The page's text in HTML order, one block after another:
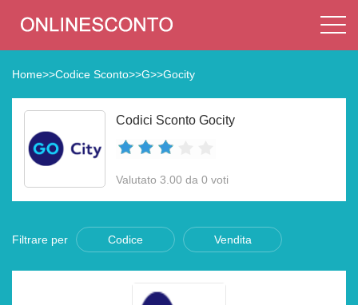
Home>>Codice Sconto>>G>>Gocity
Codici Sconto Gocity
Valutato 3.00 da 0 voti
Filtrare per Codice Vendita